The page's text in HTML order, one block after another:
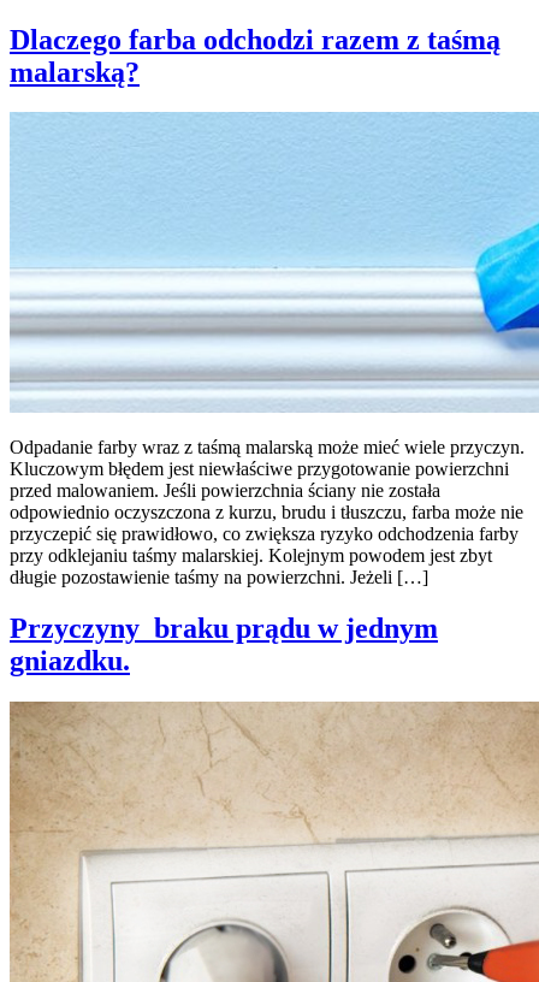
Dlaczego farba odchodzi razem z taśmą
malarską?
Odpadanie farby wraz z taśmą malarską może mieć wiele przyczyn.
Kluczowym błędem jest niewłaściwe przygotowanie powierzchni
przed malowaniem. Jeśli powierzchnia ściany nie została
odpowiednio oczyszczona z kurzu, brudu i tłuszczu, farba może nie
przyczepić się prawidłowo, co zwiększa ryzyko odchodzenia farby
przy odklejaniu taśmy malarskiej. Kolejnym powodem jest zbyt
długie pozostawienie taśmy na powierzchni. Jeżeli […]
Przyczyny braku prądu w jednym
gniazdku.